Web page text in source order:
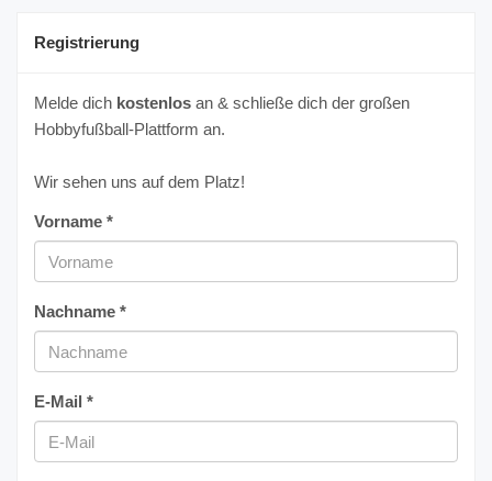
Registrierung
Melde dich kostenlos an & schließe dich der großen
Hobbyfußball-Plattform an.
Wir sehen uns auf dem Platz!
Vorname *
Nachname *
E-Mail *